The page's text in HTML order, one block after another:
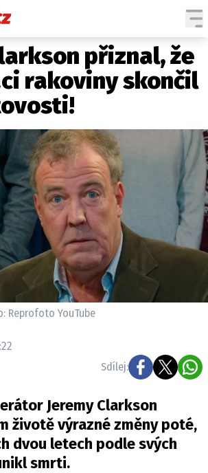
ČESKÉ CELEBRITY
SVĚTOVÉ CELEBRITY
NÁS NA|
příběh, fotku nebo video?
e-mail na newsbox.cz
KONTAKT
VYDAVATEL
INZERCE
ÚDAJE / COOKIES
přiznal, že
rakoviny skončil
Reprofoto YouTube
Sdílej:
Jeremy Clarkson
životě výrazné změny poté,
dvou letech podle svých
smrti.